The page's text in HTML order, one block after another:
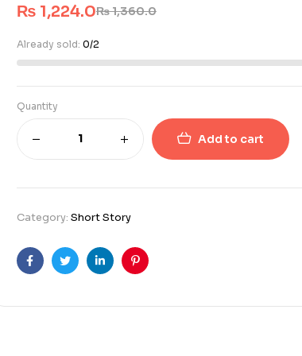
₨1,360.0
₨ 1,224.0
Already sold: 0/2
Quantity
Add to cart
Category: Short Story
FacebookTwitterLinkedinPinterest